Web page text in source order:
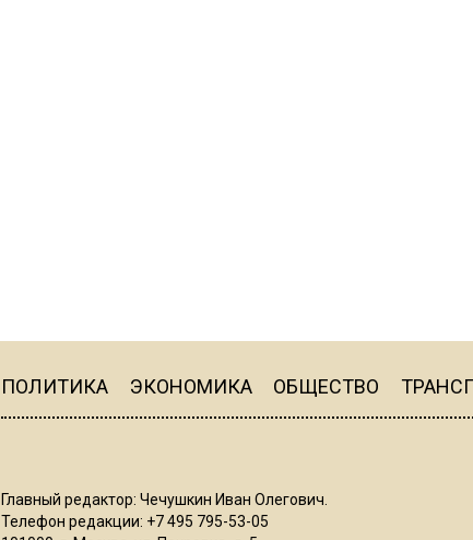
ПОЛИТИКА ЭКОНОМИКА ОБЩЕСТВО
Главный редактор: Чечушкин Иван Олегович.
Телефон редакции: +7 495 795-53-05